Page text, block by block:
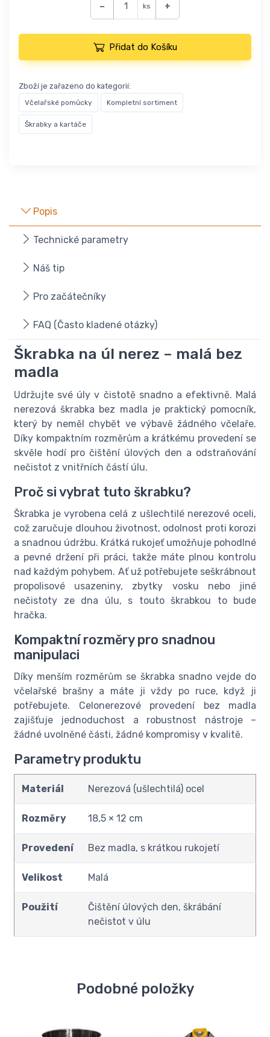
− ks +
Přidat do Košíku
Zboží je zařazeno do kategorií:
Včelařské pomůcky Kompletní sortiment
Škrabky a kartáče
Popis
Technické parametry
Náš tip
Pro začátečníky
FAQ (Často kladené otázky)
Škrabka na úl nerez – malá bez
madla
Udržujte své úly v čistotě snadno a efektivně. Malá
nerezová škrabka bez madla je praktický pomocník,
který by neměl chybět ve výbavě žádného včelaře.
Díky kompaktním rozměrům a krátkému provedení se
skvěle hodí pro čištění úlových den a odstraňování
nečistot z vnitřních částí úlu.
Proč si vybrat tuto škrabku?
Škrabka je vyrobena celá z ušlechtilé nerezové oceli,
což zaručuje dlouhou životnost, odolnost proti korozi
a snadnou údržbu. Krátká rukojeť umožňuje pohodlné
a pevné držení při práci, takže máte plnou kontrolu
nad každým pohybem. Ať už potřebujete seškrábnout
propolisové usazeniny, zbytky vosku nebo jiné
nečistoty ze dna úlu, s touto škrabkou to bude
hračka.
Kompaktní rozměry pro snadnou
manipulaci
Díky menším rozměrům se škrabka snadno vejde do
včelařské brašny a máte ji vždy po ruce, když ji
potřebujete. Celonerezové provedení bez madla
zajišťuje jednoduchost a robustnost nástroje –
žádné uvolněné části, žádné kompromisy v kvalitě.
Parametry produktu
Materiál Nerezová (ušlechtilá) ocel
Rozměry 18,5 × 12 cm
Provedení Bez madla, s krátkou rukojetí
Velikost Malá
Použití
Čištění úlových den, škrábání
nečistot v úlu
Podobné položky